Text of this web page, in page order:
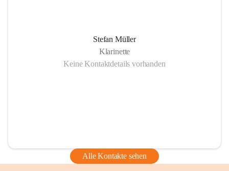
Stefan Müller
Klarinette
Keine Kontaktdetails vorhanden
Alle Kontakte sehen